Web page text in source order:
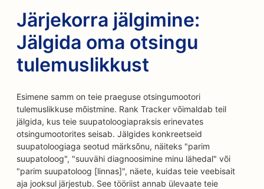
Järjekorra jälgimine:
Jälgida oma otsingu
tulemuslikkust
Esimene samm on teie praeguse otsingumootori
tulemuslikkuse mõistmine. Rank Tracker võimaldab teil
jälgida, kus teie suupatoloogiapraksis erinevates
otsingumootorites seisab. Jälgides konkreetseid
suupatoloogiaga seotud märksõnu, näiteks "parim
suupatoloog", "suuvähi diagnoosimine minu lähedal" või
"parim suupatoloog [linnas]", näete, kuidas teie veebisait
aja jooksul järjestub. See tööriist annab ülevaate teie